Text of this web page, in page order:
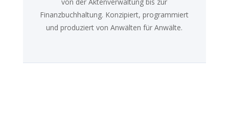
Finanzbuchhaltung. Konzipiert, programmiert
und produziert von Anwälten für Anwälte.